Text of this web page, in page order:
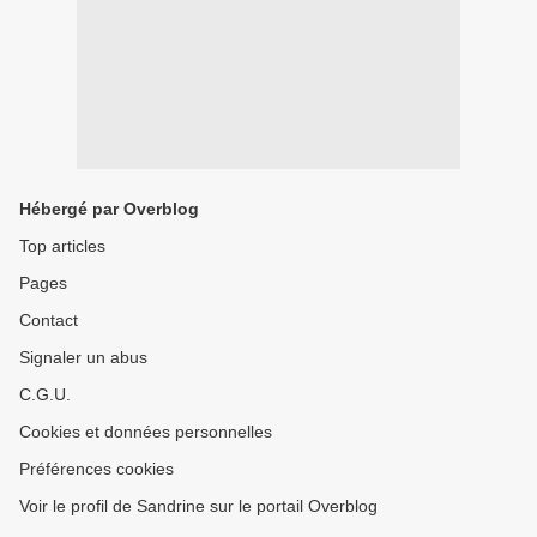
Hébergé par Overblog
Top articles
Pages
Contact
Signaler un abus
C.G.U.
Cookies et données personnelles
Préférences cookies
Voir le profil de Sandrine sur le portail Overblog